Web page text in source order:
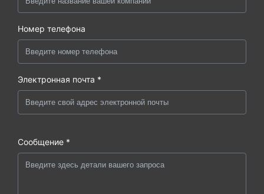
Номер телефона
Электронная почта *
Сообщение *